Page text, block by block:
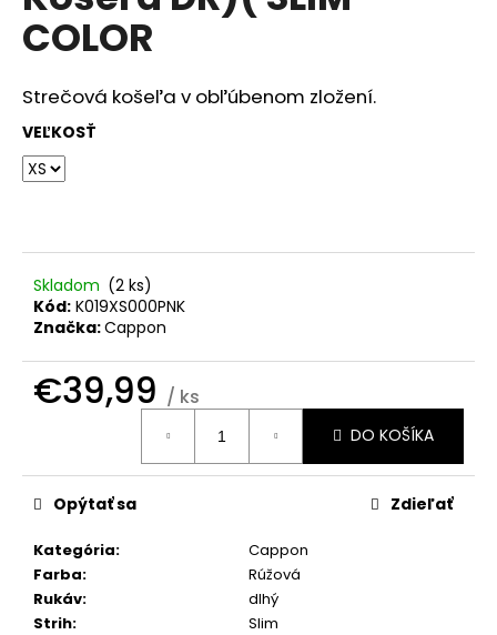
0,0
z
hviezdičiek.
COLOR
Strečová košeľa v obľúbenom zložení.
VEĽKOSŤ
Skladom (2 ks)
Kód: K019XS000PNK
Značka:Cappon
€39,99 / ks
DO KOŠÍKA
Kategória:
Cappon
Farba:
Rúžová
Rukáv:
dlhý
Strih:
Slim
Opýtať sa Zdieľať
á
j
s
ť
?
HĽADAŤ
O
d
p
ú
č
m
e